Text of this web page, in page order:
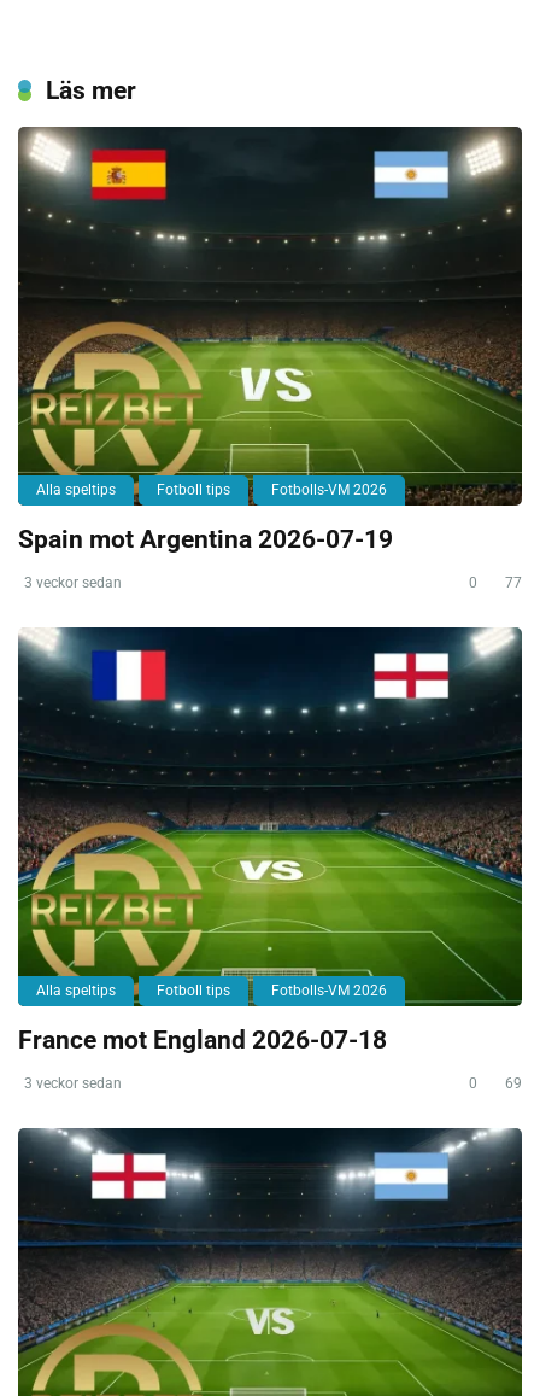
Läs mer
Alla speltips Fotboll tips Fotbolls-VM 2026
Spain mot Argentina 2026-07-19
3 veckor sedan 0 77
Alla speltips Fotboll tips Fotbolls-VM 2026
France mot England 2026-07-18
3 veckor sedan 0 69